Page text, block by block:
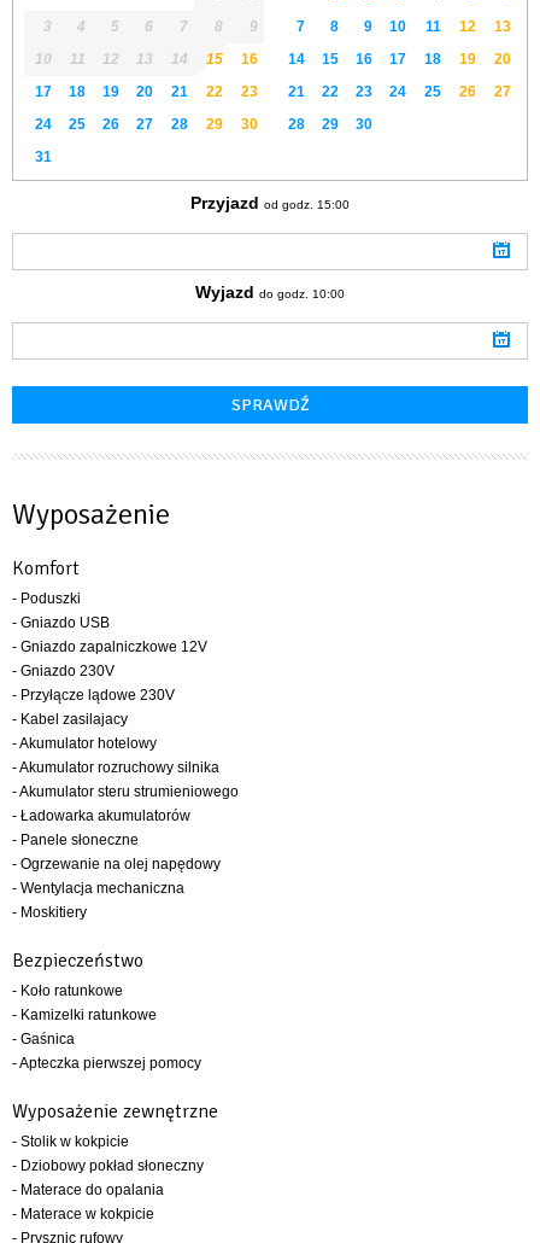
3
4 5 6 7 8
9
10
11 12 13 14 15
16
17
18 19 20 21 22
23
24
25 26 27 28 29
30
31
7
8 9 10 11 12
13
14
15 16 17 18 19
20
21
22 23 24 25 26
27
28
29 30
Przyjazd od godz. 15:00
Wyjazd do godz. 10:00
Wyposażenie
Komfort
- Poduszki
- Gniazdo USB
- Gniazdo zapalniczkowe 12V
- Gniazdo 230V
- Przyłącze lądowe 230V
- Kabel zasilajacy
- Akumulator hotelowy
- Akumulator rozruchowy silnika
- Akumulator steru strumieniowego
- Ładowarka akumulatorów
- Panele słoneczne
- Ogrzewanie na olej napędowy
- Wentylacja mechaniczna
- Moskitiery
Bezpieczeństwo
- Koło ratunkowe
- Kamizelki ratunkowe
- Gaśnica
- Apteczka pierwszej pomocy
Wyposażenie zewnętrzne
- Stolik w kokpicie
- Dziobowy pokład słoneczny
- Materace do opalania
- Materace w kokpicie
- Prysznic rufowy